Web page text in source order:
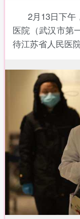
2月13日下午
医院（武汉市第
待江苏省人民医